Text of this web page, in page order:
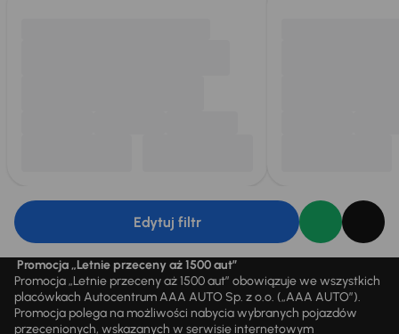
Edytuj filtr
Promocja „Letnie przeceny aż 1500 aut”
Promocja „Letnie przeceny aż 1500 aut” obowiązuje we wszystkich
placówkach Autocentrum AAA AUTO Sp. z o.o. („AAA AUTO”).
Promocja polega na możliwości nabycia wybranych pojazdów
przecenionych, wskazanych w serwisie internetowym